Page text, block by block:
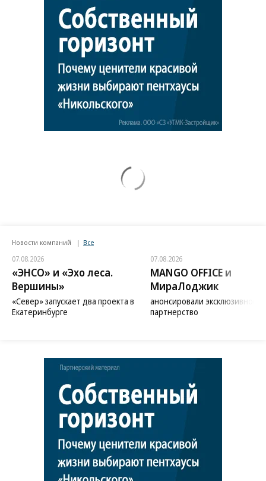
Новости компаний Все
07.08.2026
«ЭНСО» и «Эхо леса.
Вершины»
«Север» запускает два проекта в
Екатеринбурге
07.08.2026
MANGO OFFICE и
МираЛоджик
анонсировали эксклюзивное
партнерство